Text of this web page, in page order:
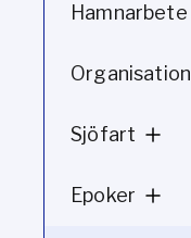
Hamnarbete
Organisation
Sjöfart
Epoker